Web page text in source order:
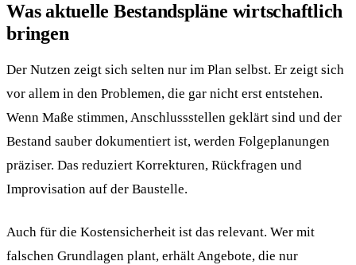
Was aktuelle Bestandspläne wirtschaftlich
bringen
Der Nutzen zeigt sich selten nur im Plan selbst. Er zeigt sich
vor allem in den Problemen, die gar nicht erst entstehen.
Wenn Maße stimmen, Anschlussstellen geklärt sind und der
Bestand sauber dokumentiert ist, werden Folgeplanungen
präziser. Das reduziert Korrekturen, Rückfragen und
Improvisation auf der Baustelle.
Auch für die Kostensicherheit ist das relevant. Wer mit
falschen Grundlagen plant, erhält Angebote, die nur